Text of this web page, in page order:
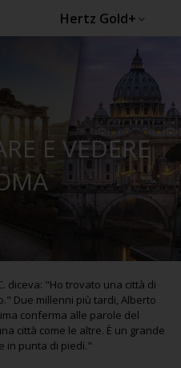
Hertz Gold+
E VEDERE
diceva: "Ho trovato una città di
Due millenni più tardi, Alberto
conferma alle parole del
città come le altre. È un grande
in punta di piedi."